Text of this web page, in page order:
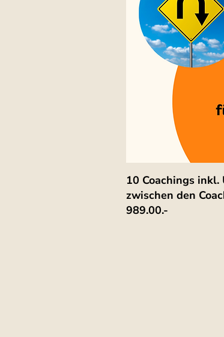
10 Coachings
zwischen den
989.00.-